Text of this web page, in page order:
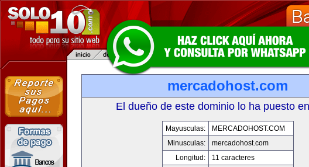
mercadohost.com
El dueño de este dominio lo ha puesto
Mayusculas:
MERCADOHOST.COM
Minusculas:
mercadohost.com
Longitud:
11 caracteres